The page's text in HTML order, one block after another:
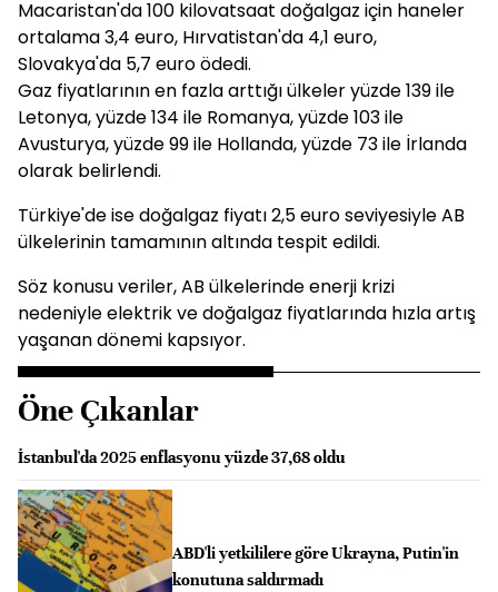
Macaristan'da 100 kilovatsaat doğalgaz için haneler
ortalama 3,4 euro, Hırvatistan'da 4,1 euro,
Slovakya'da 5,7 euro ödedi.
Gaz fiyatlarının en fazla arttığı ülkeler yüzde 139 ile
Letonya, yüzde 134 ile Romanya, yüzde 103 ile
Avusturya, yüzde 99 ile Hollanda, yüzde 73 ile İrlanda
olarak belirlendi.
Türkiye'de ise doğalgaz fiyatı 2,5 euro seviyesiyle AB
ülkelerinin tamamının altında tespit edildi.
Söz konusu veriler, AB ülkelerinde enerji krizi
nedeniyle elektrik ve doğalgaz fiyatlarında hızla artış
yaşanan dönemi kapsıyor.
Öne Çıkanlar
İstanbul'da 2025 enflasyonu yüzde 37,68 oldu
ABD'li yetkililere göre Ukrayna, Putin'in
konutuna saldırmadı